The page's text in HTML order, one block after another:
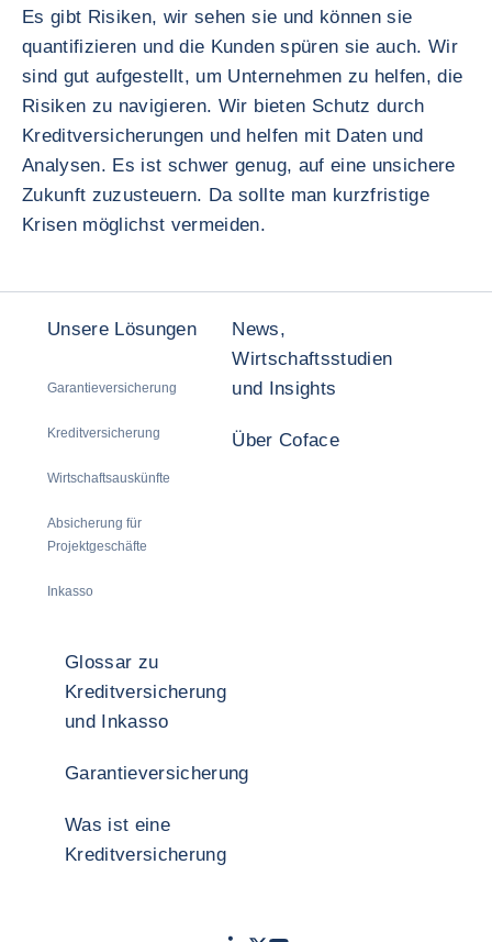
Es gibt Risiken, wir sehen sie und können sie
quantifizieren und die Kunden spüren sie auch. Wir
sind gut aufgestellt, um Unternehmen zu helfen, die
Risiken zu navigieren. Wir bieten Schutz durch
Kreditversicherungen und helfen mit Daten und
Analysen. Es ist schwer genug, auf eine unsichere
Zukunft zuzusteuern. Da sollte man kurzfristige
Krisen möglichst vermeiden.
Unsere Lösungen
Garantieversicherung
Kreditversicherung
Wirtschaftsauskünfte
Absicherung für
Projektgeschäfte
Inkasso
News,
Wirtschaftsstudien
und Insights
Über Coface
Glossar zu
Kreditversicherung
und Inkasso
Garantieversicherung
Was ist eine
Kreditversicherung